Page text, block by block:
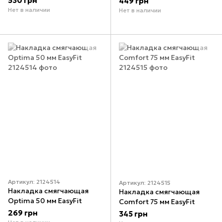
Нет в наличии Нет в наличии
Артикул: 2124514
Накладка смягчающая
Optima 50 мм EasyFit
269 грн
Артикул: 2124515
Накладка смягчающая
Comfort 75 мм EasyFit
345 грн